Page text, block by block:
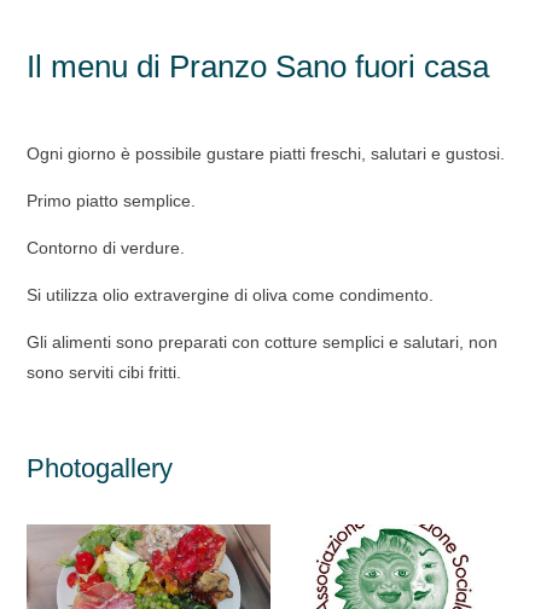
Il menu di Pranzo Sano fuori casa
Ogni giorno è possibile gustare piatti freschi, salutari e gustosi.
Primo piatto semplice.
Contorno di verdure.
Si utilizza olio extravergine di oliva come condimento.
Gli alimenti sono preparati con cotture semplici e salutari, non
sono serviti cibi fritti.
Photogallery